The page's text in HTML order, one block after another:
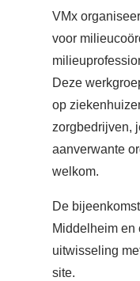
VMx
voor
Deze
op
zorgbedrijven,
aanverwante
welkom.
De
Middelheim
uitwisseling
site.